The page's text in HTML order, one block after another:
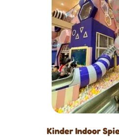
Kinder Indoor